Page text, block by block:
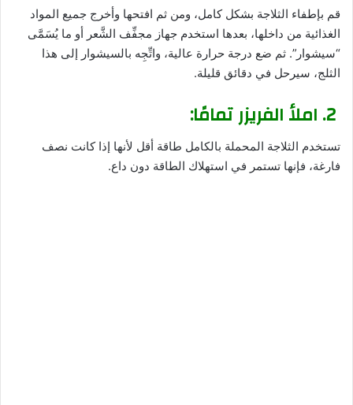
قم بإطفاء الثلاجة بشكل كامل، ومن ثم افتحها وأخرج جميع المواد
الغذائية من داخلها، بعدها استخدم جهاز مجفِّف الشَّعر أو ما يُسَمَّى
“سيشوار”. ثم ضع درجة حرارة عالية، واتِّجِه بالسيشوار إلى هذا
الثلج، سيرحل في دقائق قليلة.
تستخدم الثلاجة المحملة بالكامل طاقة أقل لأنها إذا كانت نصف
فارغة، فإنها تستمر في استهلاك الطاقة دون داع.